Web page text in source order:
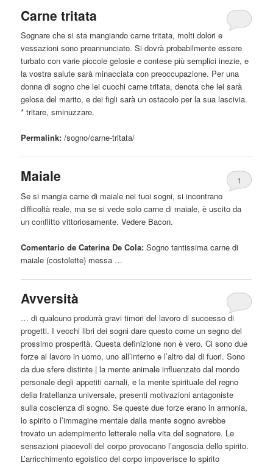
Carne tritata
Sognare che si sta mangiandocarne tritata, molti dolori e
vessazioni sono preannunciato. Si dovrà probabilmente essere
turbato con varie piccole gelosie e contese più semplici inezie, e
la vostra salute sarà minacciata con preoccupazione. Per una
donna di sogno che lei cuochicarne tritata, denota che lei sarà
gelosa del marito, e dei figli sarà un ostacolo per la sua lascivia.
* tritare, sminuzzare.
Permalink: /sogno/carne-tritata/
Maiale
1
Se si mangiacarne di maiale nei tuoi sogni, si incontrano
difficoltà reale, ma se si vede solocarne di maiale, è uscito da
un conflitto vittoriosamente. Vedere Bacon.
Comentario de Caterina De Cola: Sogno tantissimacarne di
maiale (costolette) messa …
Avversità
… di qualcuno produrrà gravi timori del lavoro di successo di
progetti. I vecchi libri dei sogni dare questo come un segno del
prossimo prosperità. Questa definizione non è vero. Ci sono due
forzeal lavoro in uomo, uno all’interno e l’altro dal di fuori. Sono
da due sfere distinte | la mente animale influenzato dal mondo
personale degli appetiti carnali, e la mente spirituale del regno
della fratellanza universale, presenti motivazioni antagoniste
sulla coscienza di sogno. Se queste due forze erano in armonia,
lo spirito o l’immagine mentale dalla mente sogno avrebbe
trovato un adempimento letterale nella vita del sognatore. Le
sensazioni piacevoli del corpo provocano l’angoscia dello spirito.
L’arricchimento egoistico del corpo impoverisce lo spirito